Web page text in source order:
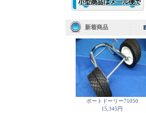
新着商品
ボートドーリー71050
15,345円